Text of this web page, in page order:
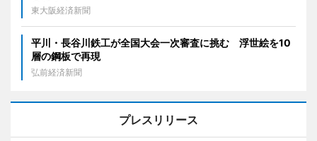
東大阪経済新聞
平川・長谷川鉄工が全国大会一次審査に挑む 浮世絵を10
層の鋼板で再現
弘前経済新聞
プレスリリース